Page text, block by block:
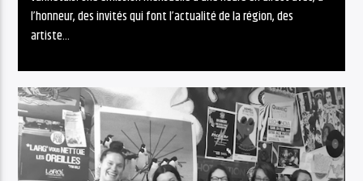
l’honneur, des invités qui font l’actualité de la région, des
artiste...